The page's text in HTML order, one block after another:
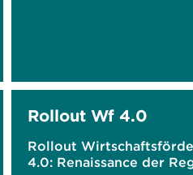
Rollout Wf 4.0
Rollout
4.0: Renaissance der